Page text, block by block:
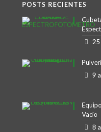
POSTS RECIENTES
9
Vacío
8